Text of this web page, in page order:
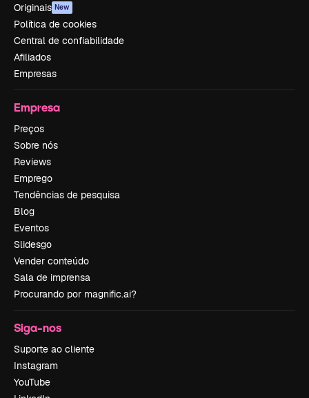
Originais New
Política de cookies
Central de confiabilidade
Afiliados
Empresas
Empresa
Preços
Sobre nós
Reviews
Emprego
Tendências de pesquisa
Blog
Eventos
Slidesgo
Vender conteúdo
Sala de imprensa
Procurando por magnific.ai?
Siga-nos
Suporte ao cliente
Instagram
YouTube